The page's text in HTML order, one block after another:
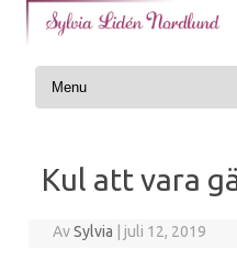
Kul att vara
AvSylvia juli 12, 2019